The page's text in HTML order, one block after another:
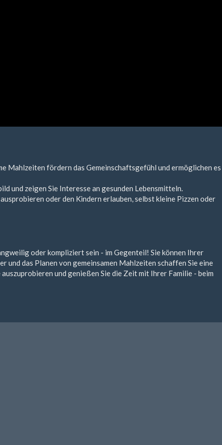
Mahlzeiten fördern das Gemeinschaftsgefühl und ermöglichen es
und zeigen Sie Interesse an gesunden Lebensmitteln.
oder den Kindern erlauben, selbst kleine Pizzen oder
oder kompliziert sein - im Gegenteil! Sie können Ihrer
und das Planen von gemeinsamen Mahlzeiten schaffen Sie eine
und genießen Sie die Zeit mit Ihrer Familie - beim